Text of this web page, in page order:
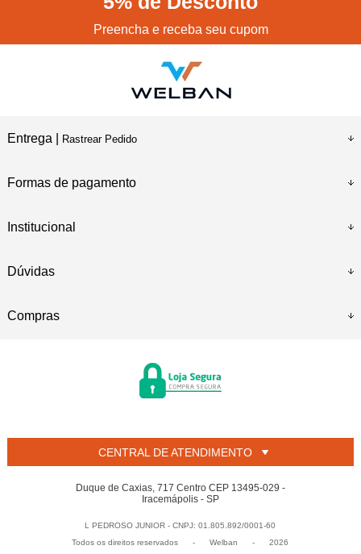
Preencha e receba seu cupom
Entrega | Rastrear Pedido
Formas de pagamento
Institucional
Dúvidas
Compras
CENTRAL DE ATENDIMENTO
Duque de Caxias, 717 Centro CEP 13495-029 -
Iracemápolis - SP
L PEDROSO JUNIOR - CNPJ: 01.805.892/0001-60
Todos os direitos reservados
- Welban - 2026